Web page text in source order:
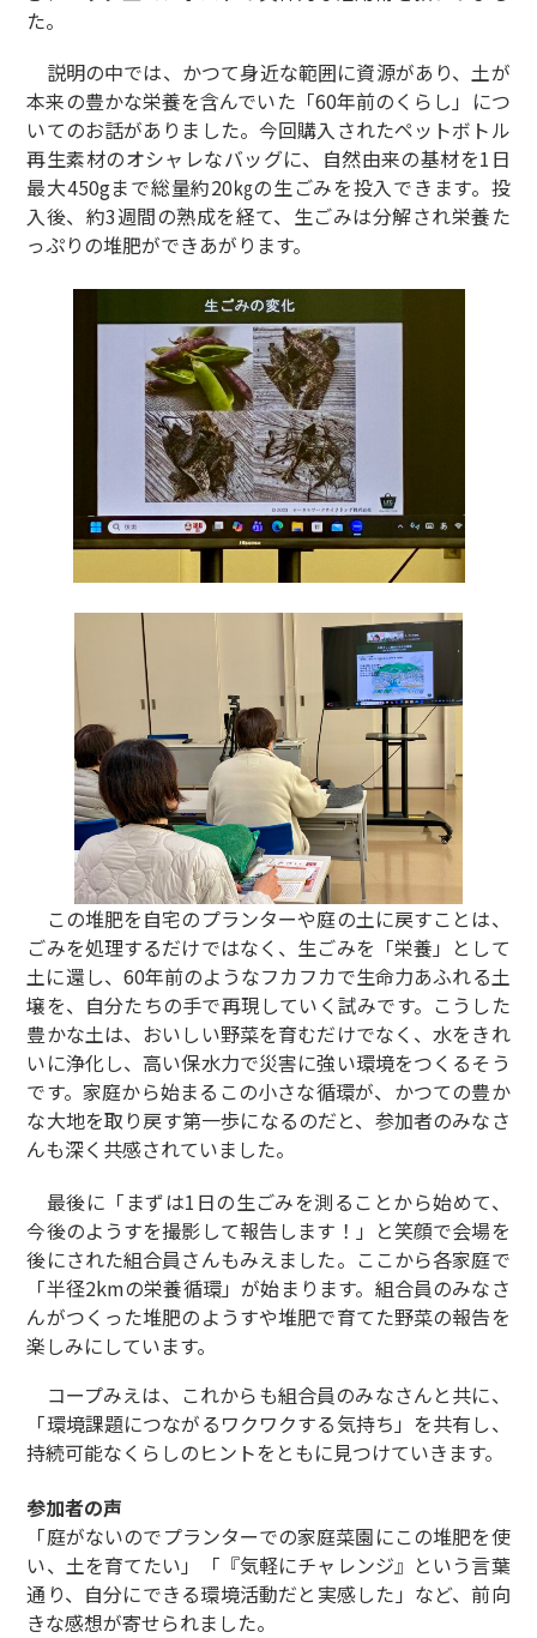
た。
説明の中では、かつて身近な範囲に資源があり、土が
本来の豊かな栄養を含んでいた「60年前のくらし」につ
いてのお話がありました。今回購入されたペットボトル
再生素材のオシャレなバッグに、自然由来の基材を1日
最大450gまで総量約20㎏の生ごみを投入できます。投
入後、約3週間の熟成を経て、生ごみは分解され栄養た
っぷりの堆肥ができあがります。
この堆肥を自宅のプランターや庭の土に戻すことは、
ごみを処理するだけではなく、生ごみを「栄養」として
土に還し、60年前のようなフカフカで生命力あふれる土
壌を、自分たちの手で再現していく試みです。こうした
豊かな土は、おいしい野菜を育むだけでなく、水をきれ
いに浄化し、高い保水力で災害に強い環境をつくるそう
です。家庭から始まるこの小さな循環が、かつての豊か
な大地を取り戻す第一歩になるのだと、参加者のみなさ
んも深く共感されていました。
最後に「まずは1日の生ごみを測ることから始めて、
今後のようすを撮影して報告します！」と笑顔で会場を
後にされた組合員さんもみえました。ここから各家庭で
「半径2kmの栄養循環」が始まります。組合員のみなさ
んがつくった堆肥のようすや堆肥で育てた野菜の報告を
楽しみにしています。
コープみえは、これからも組合員のみなさんと共に、
「環境課題につながるワクワクする気持ち」を共有し、
持続可能なくらしのヒントをともに見つけていきます。
参加者の声
「庭がないのでプランターでの家庭菜園にこの堆肥を使
い、土を育てたい」「『気軽にチャレンジ』という言葉
通り、自分にできる環境活動だと実感した」など、前向
きな感想が寄せられました。